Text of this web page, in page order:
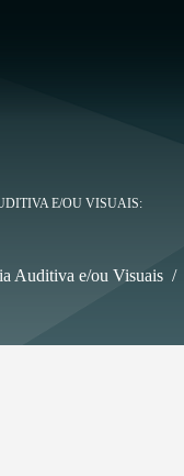
E/OU VISUAIS
Auditiva e/ou Visuais /